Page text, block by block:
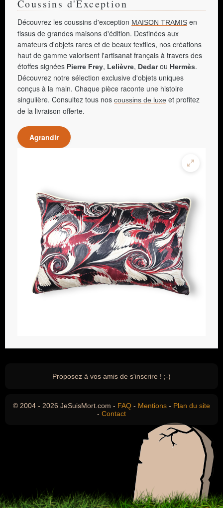
Coussins d'Exception
Découvrez les coussins d'exception MAISON TRAMIS en
tissus de grandes maisons d'édition. Destinées aux
amateurs d'objets rares et de beaux textiles, nos créations
haut de gamme valorisent l'artisanat français à travers des
étoffes signées Pierre Frey, Lelièvre, Dedarou Hermès.
Découvrez notre sélection exclusive d'objets uniques
conçus à la main. Chaque pièce raconte une histoire
singulière. Consultez tous nos coussins de luxe et profitez
de la livraison offerte.
Agrandir
Proposez à vos amis de s'inscrire ! ;-)
© 2004 - 2026 JeSuisMort.com - FAQ - Mentions - Plan du site
- Contact